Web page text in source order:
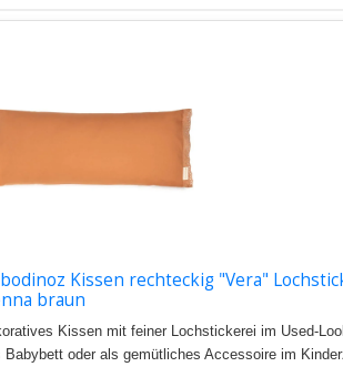
Kissen rechteckig "Vera"
braun
Kissen mit feiner Lochstickerei im Used-
Babybett oder als gemütliches Accessoire im